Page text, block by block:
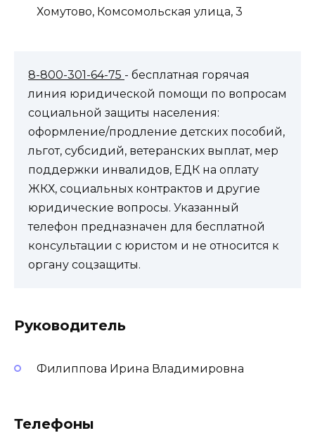
Хомутово, Комсомольская улица, 3
8-800-301-64-75 - бесплатная горячая
линия юридической помощи по вопросам
социальной защиты населения:
оформление/продление детских пособий,
льгот, субсидий, ветеранских выплат, мер
поддержки инвалидов, ЕДК на оплату
ЖКХ, социальных контрактов и другие
юридические вопросы. Указанный
телефон предназначен для бесплатной
консультации с юристом и не относится к
органу соцзащиты.
Руководитель
Филиппова Ирина Владимировна
Телефоны